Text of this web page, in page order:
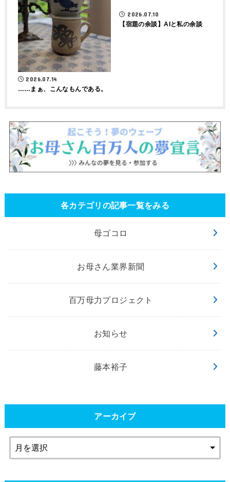
2026.07.14
……まぁ、こんなもんである。
2026.07.10
【宿題の余談】AIと私の余談
各カテゴリの記事一覧をみる
母ゴコロ
お母さん業界新聞
百万母力プロジェクト
お知らせ
藤本裕子
アーカイブ